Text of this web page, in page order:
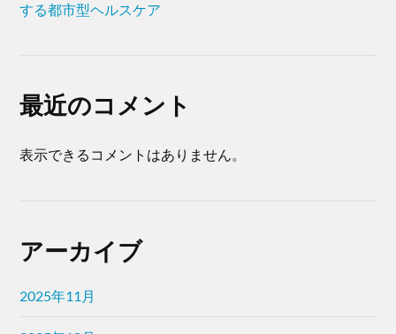
する都市型ヘルスケア
最近のコメント
表示できるコメントはありません。
アーカイブ
2025年11月